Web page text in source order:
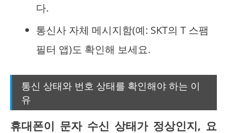
다.
통신사 자체 메시지함(예: SKT의 T 스팸
필터 앱)도 확인해 보세요.
통신 상태와 번호 상태를 확인해야 하는 이
유
휴대폰이 문자 수신 상태가 정상인지, 요